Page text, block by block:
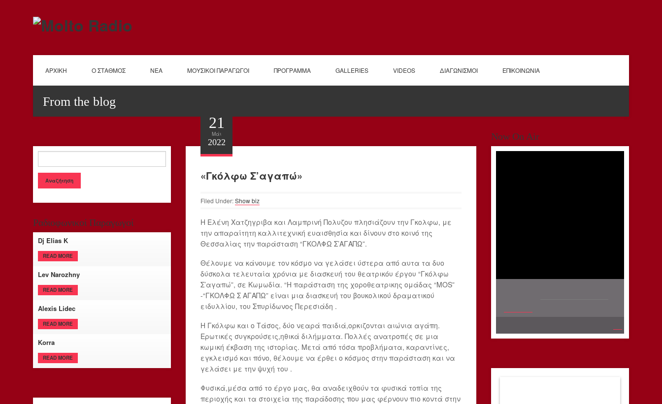
ΑΡΧΙΚΗ Ο ΣΤΑΘΜΟΣ ΝΕΑ ΜΟΥΣΙΚΟΙ ΠΑΡΑΓΩΓΟΙ ΠΡΟΓΡΑΜΜΑ GALLERIES VIDEOS ΔΙΑΓΩΝΙΣΜΟΙ ΕΠΙΚΟΙΝΩΝΙΑ
From the blog
Ραδιοφωνικοί Παραγωγοί
Dj Elias K
READ MORE
Lev Narozhny
READ MORE
Alexis Lidec
READ MORE
Korra
READ MORE
21
Μάι
2022
«Γκόλφω Σ’αγαπώ»
Filed Under:Show biz
Η Ελένη Χατζηγριβα και Λαμπρινή Πολυζου πλησιάζουν την Γκολφω, με
την απαραίτητη καλλιτεχνική ευαισθησία και δίνουν στο κοινό της
Θεσσαλίας την παράσταση “ΓΚΟΛΦΩ Σ’ΑΓΑΠΩ”.
Θέλουμε να κάνουμε τον κόσμο να γελάσει ύστερα από αυτα τα δυο
δύσκολα τελευταία χρόνια με διασκευή του θεατρικόυ έργου “Γκόλφω
Σ’αγαπώ”, σε Κωμωδία. “Η παράσταση της χοροθεατρικης ομάδας “MOS”
-“ΓΚΟΛΦΩ Σ ΑΓΑΠΩ” είναι μια διασκευή του βουκολικού δραματικού
ειδυλλίου, του Σπυρίδωνος Περεσιάδη .
Η Γκόλφω και ο Τάσος, δύο νεαρά παιδιά,ορκιζονται αιώνια αγάπη.
Ερωτικές συγκρούσεις,ηθικά διλήμματα. Πολλές ανατροπές σε μια
κωμική έκβαση της ιστορίας. Μετά από τόσα προβλήματα, καραντίνες,
εγκλεισμό και πόνο, θέλουμε να έρθει ο κόσμος στην παράσταση και να
γελάσει με την ψυχή του .
Φυσικά,μέσα από το έργο μας, θα αναδειχθούν τα φυσικά τοπία της
περιοχής και τα στοιχεία της παράδοσης που μας φέρνουν πιο κοντά στην
Now On Air